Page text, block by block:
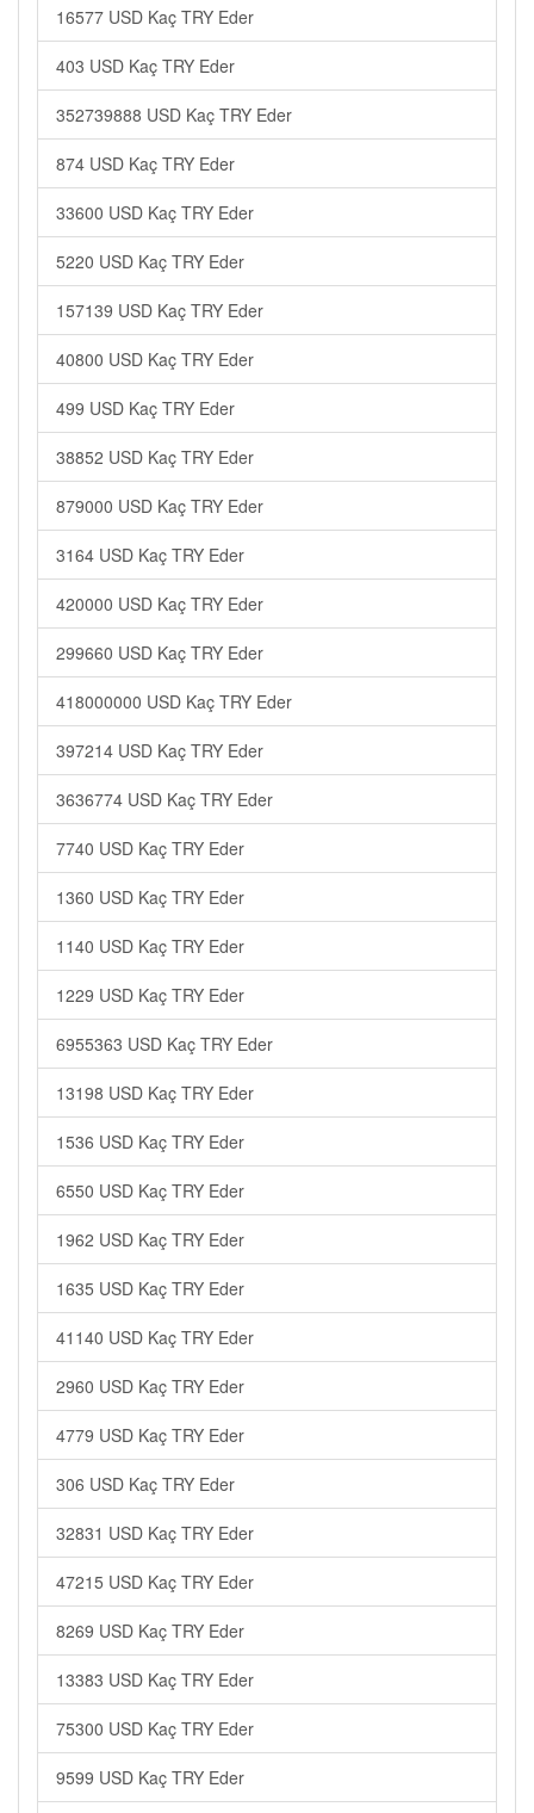
16577 USD Kaç TRY Eder
403 USD Kaç TRY Eder
352739888 USD Kaç TRY Eder
874 USD Kaç TRY Eder
33600 USD Kaç TRY Eder
5220 USD Kaç TRY Eder
157139 USD Kaç TRY Eder
40800 USD Kaç TRY Eder
499 USD Kaç TRY Eder
38852 USD Kaç TRY Eder
879000 USD Kaç TRY Eder
3164 USD Kaç TRY Eder
420000 USD Kaç TRY Eder
299660 USD Kaç TRY Eder
418000000 USD Kaç TRY Eder
397214 USD Kaç TRY Eder
3636774 USD Kaç TRY Eder
7740 USD Kaç TRY Eder
1360 USD Kaç TRY Eder
1140 USD Kaç TRY Eder
1229 USD Kaç TRY Eder
6955363 USD Kaç TRY Eder
13198 USD Kaç TRY Eder
1536 USD Kaç TRY Eder
6550 USD Kaç TRY Eder
1962 USD Kaç TRY Eder
1635 USD Kaç TRY Eder
41140 USD Kaç TRY Eder
2960 USD Kaç TRY Eder
4779 USD Kaç TRY Eder
306 USD Kaç TRY Eder
32831 USD Kaç TRY Eder
47215 USD Kaç TRY Eder
8269 USD Kaç TRY Eder
13383 USD Kaç TRY Eder
75300 USD Kaç TRY Eder
9599 USD Kaç TRY Eder